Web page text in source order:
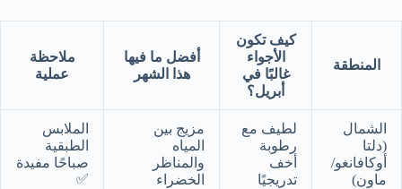
المنطقة
كيف تكون
الأجواء
غالبًا في
أبريل؟
أفضل ما فيها
هذا الشهر
ملاحظة
عملية
الشمال
(دلتا
أوكافانغو/
ماون)
لطيف مع
رطوبة
أخف
تدريجيًا
مزيج بين
المياه
والمناظر
الخضراء
الملابس
الطبقية
صباحًا مفيدة
✅